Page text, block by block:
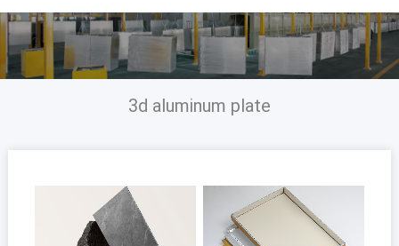
3d aluminum plate